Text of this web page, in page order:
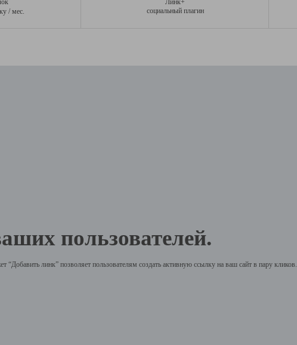
/ мес.
Линк+
социальный плагин
пользователей.
линк” позволяет пользователям создать активную ссылку на ваш сайт в пару кликов.